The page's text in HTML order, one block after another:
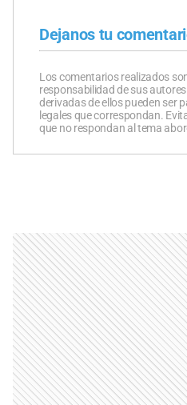
Dejanos tu
Los comentarios realizados
responsabilidad de sus
derivadas de ellos pueden ser
legales que correspondan.
que no respondan al tema